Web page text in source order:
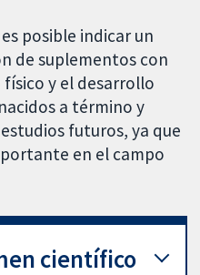
posible indicar un
de suplementos con
físico y el desarrollo
a término y
futuros, ya que
en el campo
científico